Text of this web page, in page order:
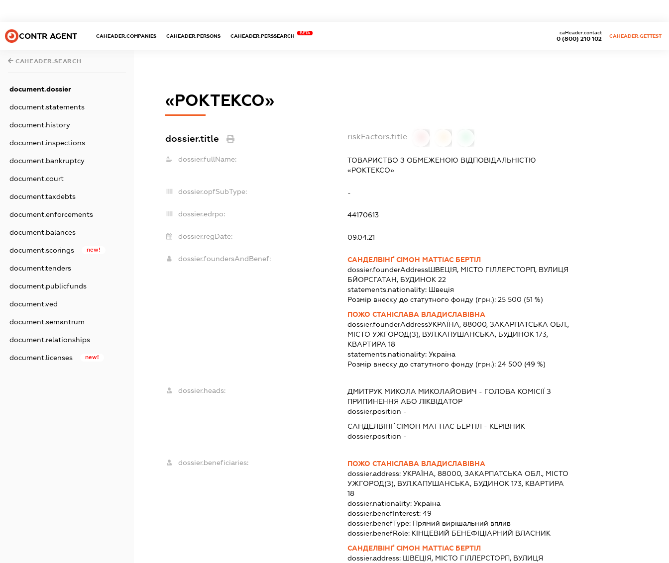
CONTR AGENT CAHEADER.COMPANIES CAHEADER.PERSONS CAHEADER.PERSSEARCH
BETA
0 (800) 210 102
caHeader.contact
CAHEADER.GETTEST
CAHEADER.SEARCH
document.dossier
document.statements
document.history
document.inspections
document.bankruptcy
document.court
document.taxdebts
document.enforcements
document.balances
document.scorings new!
document.tenders
document.publicfunds
document.ved
document.semantrum
document.relationships
document.licenses new!
«РОКТЕКСО»
dossier.title riskFactors.title
dossier.fullName:
ТОВАРИСТВО З ОБМЕЖЕНОЮ ВІДПОВІДАЛЬНІСТЮ
«РОКТЕКСО»
dossier.opfSubType: -
dossier.edrpo: 44170613
dossier.regDate: 09.04.21
dossier.foundersAndBenef:
САНДЕЛВІНҐ СІМОН МАТТІАС БЕРТІЛ
dossier.founderAddressШВЕЦІЯ, МІСТО ГІЛЛЕРСТОРП, ВУЛИЦЯ
БЙОРСГАТАН, БУДИНОК 22
statements.nationality: Швеція
Розмір внеску до статутного фонду (грн.):25 500 (51 %)
ПОЖО СТАНІСЛАВА ВЛАДИСЛАВІВНА
dossier.founderAddressУКРАЇНА, 88000, ЗАКАРПАТСЬКА ОБЛ.,
МІСТО УЖГОРОД(З), ВУЛ.КАПУШАНСЬКА, БУДИНОК 173,
КВАРТИРА 18
statements.nationality:Україна
Розмір внеску до статутного фонду (грн.):24 500 (49 %)
dossier.heads: ДМИТРУК МИКОЛА МИКОЛАЙОВИЧ - ГОЛОВА КОМІСІЇ З
ПРИПИНЕННЯ АБО ЛІКВІДАТОР
dossier.position -
САНДЕЛВІНҐ СІМОН МАТТІАС БЕРТІЛ - КЕРІВНИК
dossier.position -
dossier.beneficiaries:
ПОЖО СТАНІСЛАВА ВЛАДИСЛАВІВНА
dossier.address:УКРАЇНА, 88000, ЗАКАРПАТСЬКА ОБЛ., МІСТО
УЖГОРОД(З), ВУЛ.КАПУШАНСЬКА, БУДИНОК 173, КВАРТИРА
18
dossier.nationality:Україна
dossier.benefInterest:49
dossier.benefType: Прямий вирішальний вплив
dossier.benefRole: КІНЦЕВИЙ БЕНЕФІЦІАРНИЙ ВЛАСНИК
САНДЕЛВІНҐ СІМОН МАТТІАС БЕРТІЛ
dossier.address: ШВЕЦІЯ, МІСТО ГІЛЛЕРСТОРП, ВУЛИЦЯ